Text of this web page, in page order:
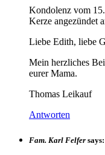
Kondolenz vom
Kerze angezündet
Liebe Edith, liebe
Mein herzliches
eurer Mama.
Thomas Leikauf
Antworten
Fam. Karl Felfer says: